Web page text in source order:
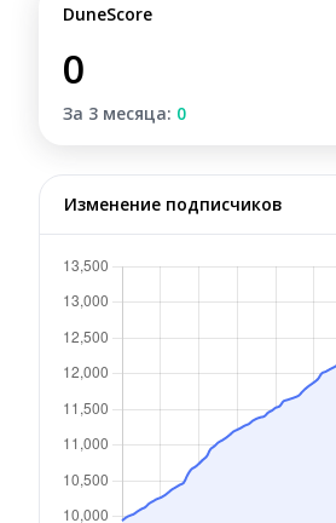
DuneScore
0
За 3 месяца: 0
Изменение подписчиков